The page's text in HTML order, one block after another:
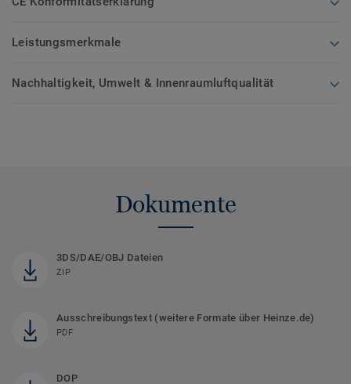
Leistungsmerkmale
Nachhaltigkeit, Umwelt & Innenraumluftqualität
Dokumente
3DS/DAE/OBJ Dateien
ZIP
Ausschreibungstext (weitere Formate über Heinze.de)
PDF
DOP